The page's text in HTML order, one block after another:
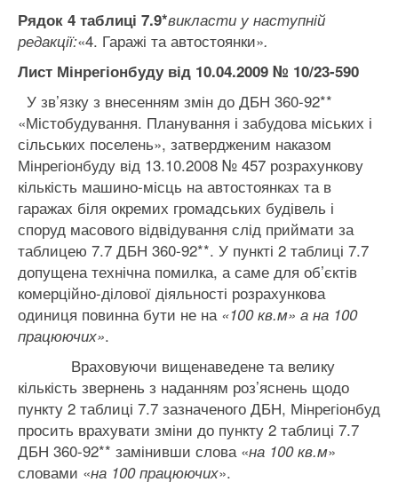
Рядок 4 таблиці 7.9*викласти у наступній
редакції:«4. Гаражі та автостоянки».
Лист Мінрегіонбуду від 10.04.2009 № 10/23-590
У зв’язку з внесенням змін до ДБН 360-92**
«Містобудування. Планування і забудова міських і
сільських поселень», затвердженим наказом
Мінрегіонбуду від 13.10.2008 № 457 розрахункову
кількість машино-місць на автостоянках та в
гаражах біля окремих громадських будівель і
споруд масового відвідування слід приймати за
таблицею 7.7 ДБН 360-92**. У пункті 2 таблиці 7.7
допущена технічна помилка, а саме для об’єктів
комерційно-ділової діяльності розрахункова
одиниця повинна бути не на «100 кв.м» а на 100
працюючих».
Враховуючи вищенаведене та велику
кількість звернень з наданням роз’яснень щодо
пункту 2 таблиці 7.7 зазначеного ДБН, Мінрегіонбуд
просить врахувати зміни до пункту 2 таблиці 7.7
ДБН 360-92** замінивши слова «на 100 кв.м»
словами «на 100 працюючих».